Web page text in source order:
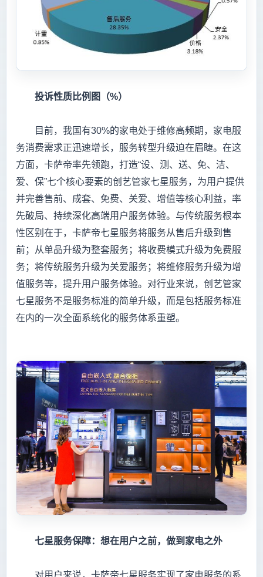
投诉性质比例图（%）
目前，我国有30%的家电处于维修高频期，家电服
务消费需求正迅速增长，服务转型升级迫在眉睫。在这
方面，卡萨帝率先领跑，打造“设、测、送、免、洁、
爱、保”七个核心要素的创艺管家七星服务，为用户提供
并完善售前、成套、免费、关爱、增值等核心利益，率
先破局、持续深化高端用户服务体验。与传统服务根本
性区别在于，卡萨帝七星服务将服务从售后升级到售
前；从单品升级为整套服务；将收费模式升级为免费服
务；将传统服务升级为关爱服务；将维修服务升级为增
值服务等，提升用户服务体验。对行业来说，创艺管家
七星服务不是服务标准的简单升级，而是包括服务标准
在内的一次全面系统化的服务体系重塑。
七星服务保障：想在用户之前，做到家电之外
对用户来说，卡萨帝七星服务实现了家电服务的系